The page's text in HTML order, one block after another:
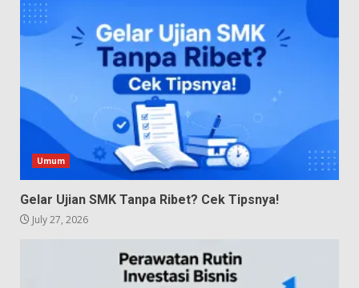
Umum
Gelar Ujian SMK Tanpa Ribet? Cek Tipsnya!
July 27, 2026